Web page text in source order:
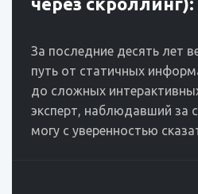
За последние десять лет
путь от статичных
до сложных
эксперт, наблюдавший за
могу с уверенностью